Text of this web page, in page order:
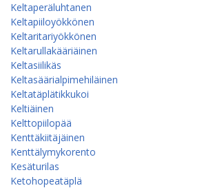
Keltaperäluhtanen
Keltapiiloyökkönen
Keltaritariyökkönen
Keltarullakääriäinen
Keltasiilikäs
Keltasäärialpimehiläinen
Keltatäplätikkukoi
Keltiäinen
Kelttopiilopää
Kenttäkiitäjäinen
Kenttälymykorento
Kesäturilas
Ketohopeatäplä